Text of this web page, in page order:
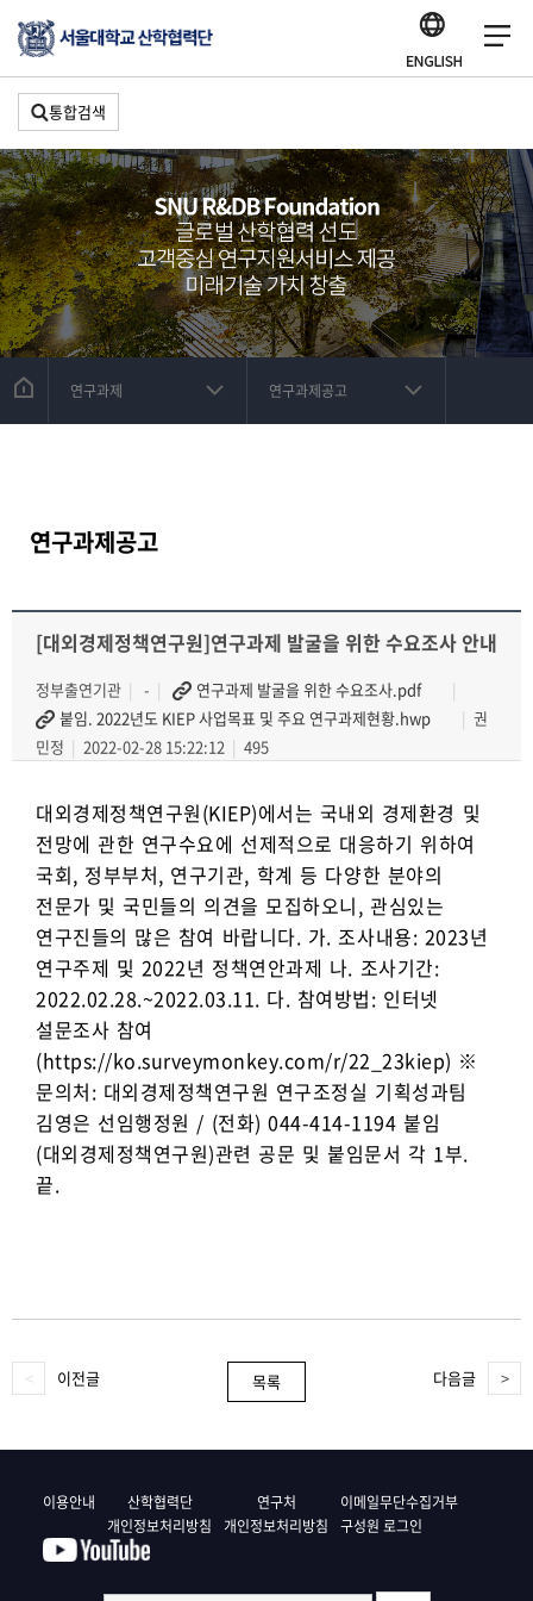
통합검색
연구과제 연구과제공고
연구과제공고
[대외경제정책연구원]연구과제 발굴을 위한 수요조사 안내
정부출연기관 -
연구과제 발굴을 위한 수요조사.pdf
붙임. 2022년도 KIEP 사업목표 및 주요 연구과제현황.hwp
권
민정
2022-02-28 15:22:12 495
대외경제정책연구원(KIEP)에서는 국내외 경제환경 및
전망에 관한 연구수요에 선제적으로 대응하기 위하여
국회, 정부부처, 연구기관, 학계 등 다양한 분야의
전문가 및 국민들의 의견을 모집하오니, 관심있는
연구진들의 많은 참여 바랍니다. 가. 조사내용: 2023년
연구주제 및 2022년 정책연안과제 나. 조사기간:
2022.02.28.~2022.03.11. 다. 참여방법: 인터넷
설문조사 참여
(https://ko.surveymonkey.com/r/22_23kiep) ※
문의처: 대외경제정책연구원 연구조정실 기획성과팀
김영은 선임행정원 / (전화) 044-414-1194 붙임
(대외경제정책연구원)관련 공문 및 붙임문서 각 1부.
끝.
이전글 목록 다음글
이용안내
산학협력단
개인정보처리방침
연구처
개인정보처리방침
이메일무단수집거부
구성원 로그인